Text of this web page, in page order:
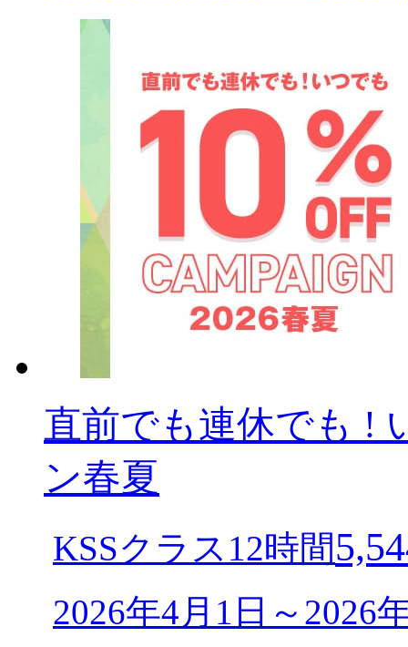
直前でも連休でも !
ン春夏
KSSクラス12時間
2026年4月1日～2026